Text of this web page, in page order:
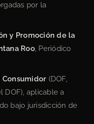
por la
y Promoción de la
Roo, Periódico
(DOF,
aplicable a
bajo jurisdicción de